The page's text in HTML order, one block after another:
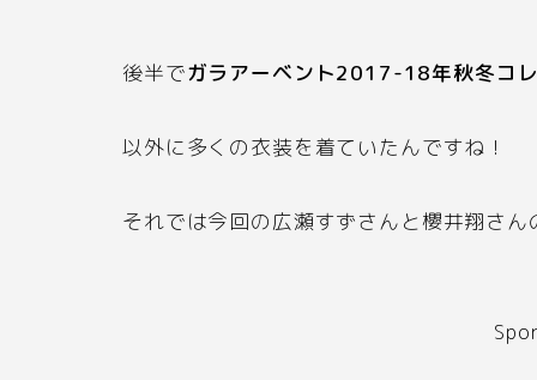
後半でガラアーベント2017-18年秋冬コ
以外に多くの衣装を着ていたんですね！
それでは今回の広瀬すずさんと櫻井翔さ